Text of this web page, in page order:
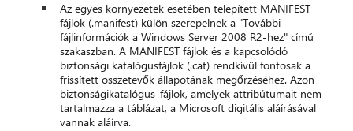
Az egyes környezetek esetében telepített MANIFEST
fájlok (.manifest) külön szerepelnek a "További
fájlinformációk a Windows Server 2008 R2-hez" című
szakaszban. A MANIFEST fájlok és a kapcsolódó
biztonsági katalógusfájlok (.cat) rendkívül fontosak a
frissített összetevők állapotának megőrzéséhez. Azon
biztonságikatalógus-fájlok, amelyek attribútumait nem
tartalmazza a táblázat, a Microsoft digitális aláírásával
vannak aláírva.